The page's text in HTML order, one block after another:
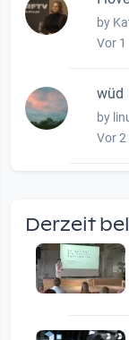
by
Vor 1
wüd
by
Vor 2
Vor
Vor 1
Derzeit